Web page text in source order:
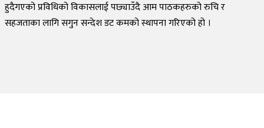
हुदैगएको प्रविधिको विकासलाई पछ्याउँदै आम पाठकहरुको रुचि र
सहजताका लागि सगुन सन्देश डट कमको स्थापना गरिएको हो ।